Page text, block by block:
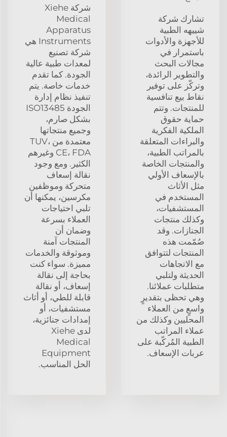
تشارك شركة
شييهه الطبية
للأجهزة والأدوات
باستمرار في
مجالات البحث
والتطوير الرائدة،
وتركّز على توفير
نقاط بيع تنافسية
للمنتجات. وتتم
حماية حقوق
الملكية الفكرية
والبراءات المتعلقة
بالمراتب الطبية،
والمنتجات الخاصة
بالإسعاف الأولي
مثل الأثاث
المستخدم في
المستشفيات،
وكذلك منتجات
الجنازات. وقد
صُمّمت هذه
المنتجات لتتوافق
مع الاتجاهات
الحديثة ولتلبي
متطلبات عملائنا.
وهي تحظى بتقديرٍ
واسعٍ من العملاء
المحليين وكذلك من
عملاء المراتب
الطبية المُركّبة على
عربات الإسعاف.
شركة Xiehe
Medical
Apparatus
Instruments هي
شركة تصنيع
لمعدات طبية عالية
الجودة. كما تقدم
خدمات خاصة. يتم
تنفيذ نظام إدارة
الجودة ISO13485
بشكل صارم،
وجميع منتجاتها
معتمدة من TUV،
CE، FDA وغيرهم
الكثير. ومع وجود
نقالة إسعاف
متحركة وموظفين
مكرسين، يمكنها أن
تلبي احتياجات
العملاء بسرعة
وضمان أن
المنتجات آمنة
وموثوقة والخدمات
مميزة. سواء كنت
بحاجة إلى نقالة
إسعاف، أو نقالة
قابلة للطي، أو أثاث
مستشفيات، أو
إمدادات جنائزية،
لدى Xiehe
Medical
Equipment
الحل المناسب.